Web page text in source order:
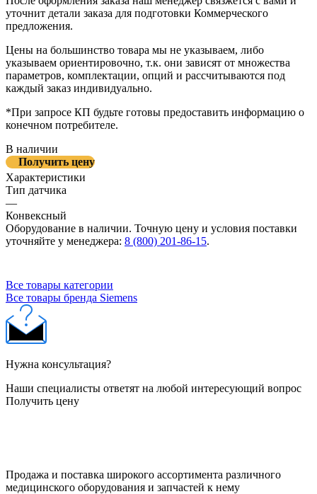
уточнит детали заказа для подготовки Коммерческого
предложения.
Цены на большинство товара мы не указываем, либо
указываем ориентировочно, т.к. они зависят от множества
параметров, комплектации, опций и рассчитываются под
каждый заказ индивидуально.
*При запросе КП будьте готовы предоставить информацию о
конечном потребителе.
В наличии
Получить цену
Характеристики
Тип датчика
—
Конвексный
Оборудование в наличии. Точную цену и условия поставки
уточняйте у менеджера: 8 (800) 201-86-15.
Все товары категории
Все товары бренда Siemens
Нужна консультация?
Наши специалисты ответят на любой интересующий вопрос
Получить цену
Продажа и поставка широкого ассортимента различного
медицинского оборудования и запчастей к нему